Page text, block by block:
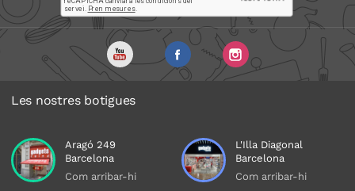
Les nostres botigues
Aragó 249
Barcelona
Com arribar-hi
L'Illa Diagonal
Barcelona
Com arribar-hi